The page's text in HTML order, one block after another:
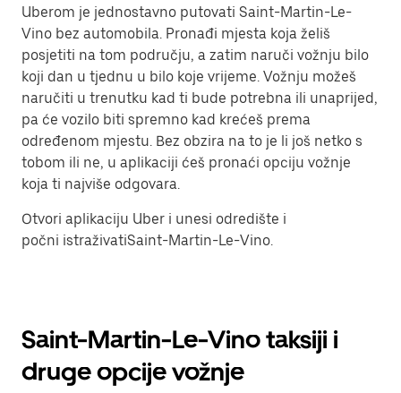
Uberom je jednostavno putovati Saint-Martin-Le-
Vino bez automobila. Pronađi mjesta koja želiš
posjetiti na tom području, a zatim naruči vožnju bilo
koji dan u tjednu u bilo koje vrijeme. Vožnju možeš
naručiti u trenutku kad ti bude potrebna ili unaprijed,
pa će vozilo biti spremno kad krećeš prema
određenom mjestu. Bez obzira na to je li još netko s
tobom ili ne, u aplikaciji ćeš pronaći opciju vožnje
koja ti najviše odgovara.
Otvori aplikaciju Uber i unesi odredište i
počni istraživatiSaint-Martin-Le-Vino.
Saint-Martin-Le-Vino taksiji i
druge opcije vožnje